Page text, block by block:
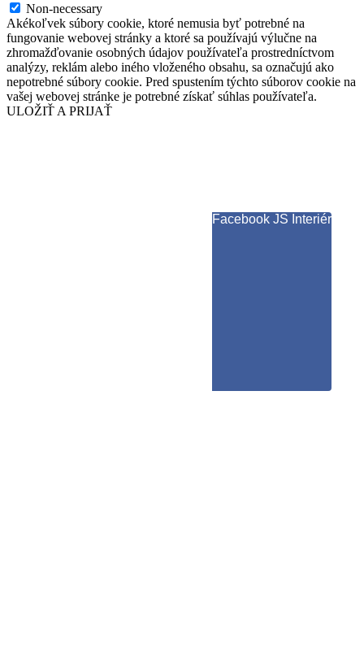
Non-necessary
Akékoľvek súbory cookie, ktoré nemusia byť potrebné na
fungovanie webovej stránky a ktoré sa používajú výlučne na
zhromažďovanie osobných údajov používateľa prostredníctvom
analýzy, reklám alebo iného vloženého obsahu, sa označujú ako
nepotrebné súbory cookie. Pred spustením týchto súborov cookie na
vašej webovej stránke je potrebné získať súhlas používateľa.
ULOŽIŤ A PRIJAŤ
Facebook JS Interiér